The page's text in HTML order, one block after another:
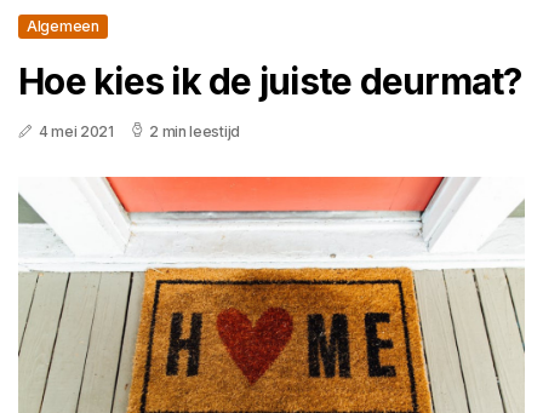
Algemeen
Hoe kies ik de juiste deurmat?
4 mei 2021 2 min leestijd